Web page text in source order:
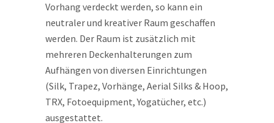
Vorhang verdeckt werden, so kann ein
neutraler und kreativer Raum geschaffen
werden. Der Raum ist zusätzlich mit
mehreren Deckenhalterungen zum
Aufhängen von diversen Einrichtungen
(Silk, Trapez, Vorhänge, Aerial Silks & Hoop,
TRX, Fotoequipment, Yogatücher, etc.)
ausgestattet.